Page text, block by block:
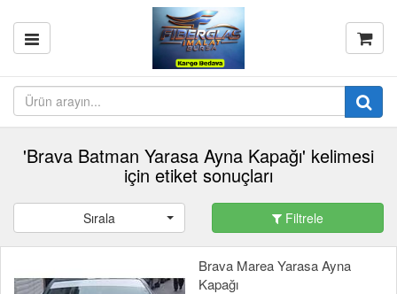
'Brava Batman Yarasa Ayna Kapağı' kelimesi
için etiket sonuçları
Sırala Filtrele
Brava Marea Yarasa Ayna
Kapağı